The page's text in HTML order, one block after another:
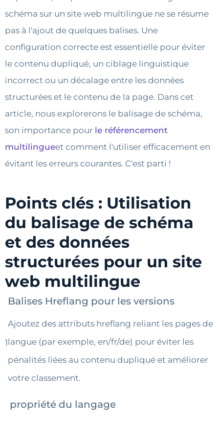
schéma sur un site web multilingue ne se résume
pas à l'ajout de quelques balises. Une
configuration correcte est essentielle pour éviter
le contenu dupliqué, un ciblage linguistique
incorrect ou un décalage entre les données
structurées et le contenu de la page. Dans cet
article, nous explorerons le balisage de schéma,
son importance pour le référencement
multilingueet comment l'utiliser efficacement en
évitant les erreurs courantes. C'est parti !
Points clés : Utilisation
du balisage de schéma
et des données
structurées pour un site
web multilingue
1
Balises Hreflang pour les versions
Ajoutez des attributs hreflang reliant les pages de
langue (par exemple, en/fr/de) pour éviter les
pénalités liées au contenu dupliqué et améliorer
votre classement.
propriété du langage